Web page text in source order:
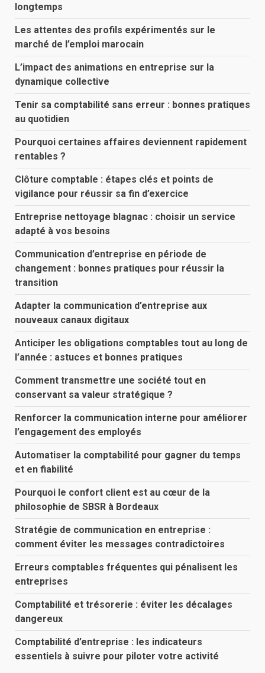
longtemps
Les attentes des profils expérimentés sur le
marché de l’emploi marocain
L’impact des animations en entreprise sur la
dynamique collective
Tenir sa comptabilité sans erreur : bonnes pratiques
au quotidien
Pourquoi certaines affaires deviennent rapidement
rentables ?
Clôture comptable : étapes clés et points de
vigilance pour réussir sa fin d’exercice
Entreprise nettoyage blagnac : choisir un service
adapté à vos besoins
Communication d’entreprise en période de
changement : bonnes pratiques pour réussir la
transition
Adapter la communication d’entreprise aux
nouveaux canaux digitaux
Anticiper les obligations comptables tout au long de
l’année : astuces et bonnes pratiques
Comment transmettre une société tout en
conservant sa valeur stratégique ?
Renforcer la communication interne pour améliorer
l’engagement des employés
Automatiser la comptabilité pour gagner du temps
et en fiabilité
Pourquoi le confort client est au cœur de la
philosophie de SBSR à Bordeaux
Stratégie de communication en entreprise :
comment éviter les messages contradictoires
Erreurs comptables fréquentes qui pénalisent les
entreprises
Comptabilité et trésorerie : éviter les décalages
dangereux
Comptabilité d’entreprise : les indicateurs
essentiels à suivre pour piloter votre activité